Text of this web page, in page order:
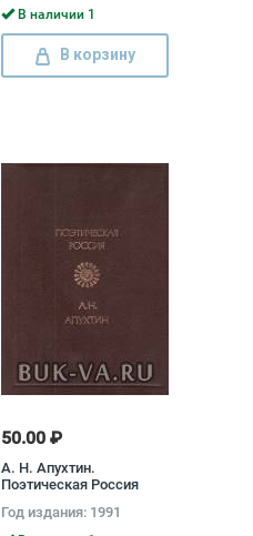
В наличии 1
В корзину
50.00 ₽
А. Н. Апухтин.
Поэтическая Россия
Год издания: 1991